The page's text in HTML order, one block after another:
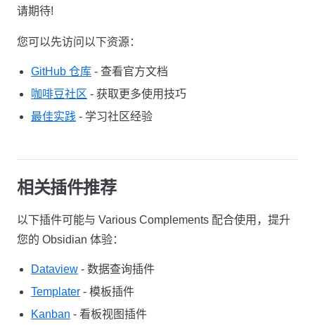
请期待!
您可以先访问以下资源：
GitHub 仓库 - 查看官方文档
咖啡豆社区 - 获取更多使用技巧
最佳实践 - 学习社区经验
相关插件推荐
以下插件可能与 Various Complements 配合使用，提升
您的 Obsidian 体验：
Dataview - 数据查询插件
Templater - 模板插件
Kanban - 看板视图插件